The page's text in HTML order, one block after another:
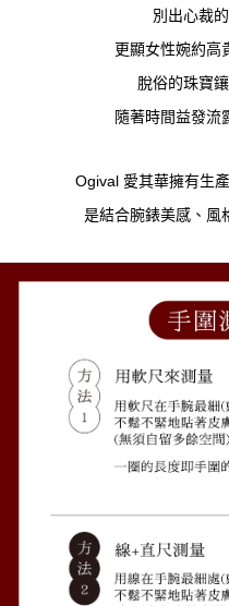
別出心裁
更顯女性婉約高
脫俗的珠寶
隨著時間益發流
Ogival 愛其華擁有生
是結合腕錶美感、風